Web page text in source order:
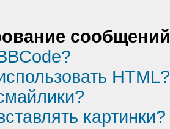
HTML?
картинки?